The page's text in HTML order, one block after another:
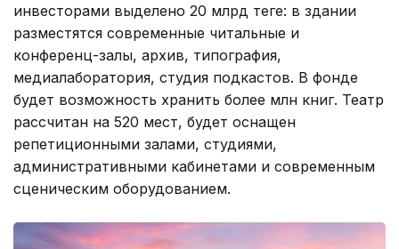
инвесторами выделено 20 млрд теңге: в здании
разместятся современные читальные и
конференц-залы, архив, типография,
медиалаборатория, студия подкастов. В фонде
будет возможность хранить более млн книг. Театр
рассчитан на 520 мест, будет оснащен
репетиционными залами, студиями,
административными кабинетами и современным
сценическим оборудованием.